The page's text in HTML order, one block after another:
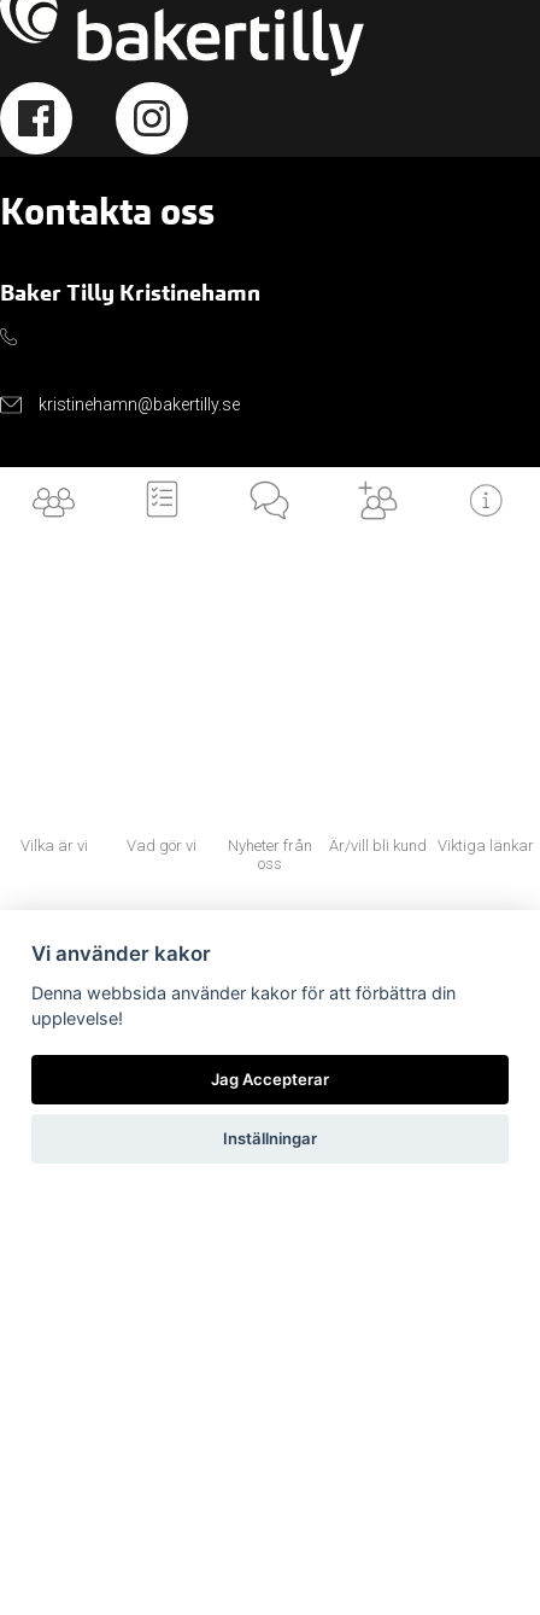
Kontakta oss
Baker Tilly Kristinehamn
kristinehamn@bakertilly.se
Vilka är vi
Vad gör vi
Vilka är vi Vad gör vi
Nyheter från
oss
Är/vill bli kund Viktiga länkar
Vi använder kakor
Denna webbsida använder kakor för att förbättra din
upplevelse!
Jag Accepterar
Inställningar